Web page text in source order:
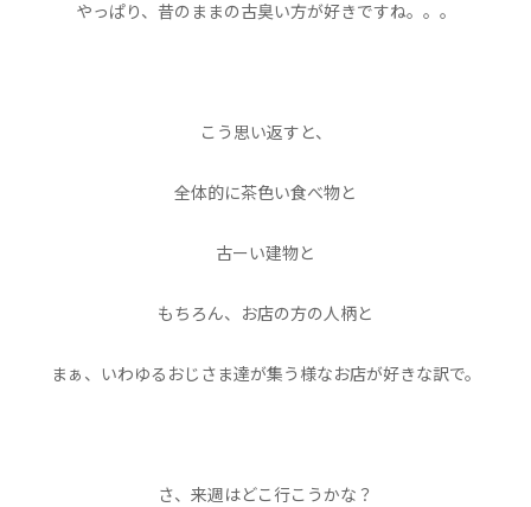
やっぱり、昔のままの古臭い方が好きですね。。。
こう思い返すと、
全体的に茶色い食べ物と
古ーい建物と
もちろん、お店の方の人柄と
まぁ、いわゆるおじさま達が集う様なお店が好きな訳で。
さ、来週はどこ行こうかな？